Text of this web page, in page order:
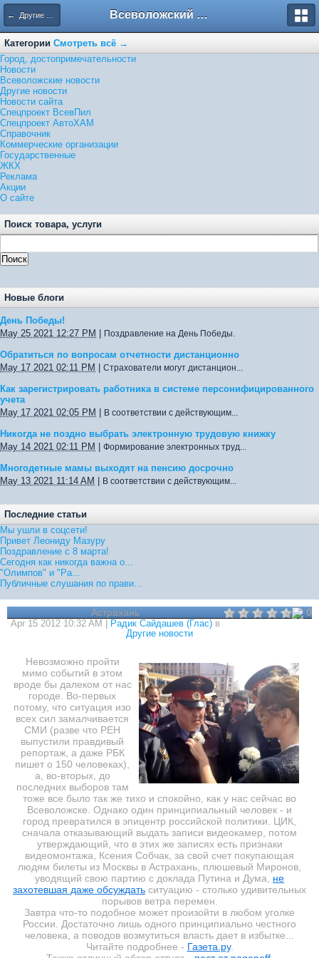
← Другие новости Всеволожский форум
Категории Смотреть всё →
Город, достопримечательности
Новости
Всеволожские новости
Другие новости
Новости сайта
Спецпроект ВсевПил
Спецпроект АвтоХАМ
Справочник
Коммерческие организации
Государственные
ЖКХ
Реклама
Акции
О сайте
Поиск товара, услуги
Новые блоги
День Победы!
May 25 2021 12:27 PM
Поздравление на День Победы.
Обратиться по вопросам отчетности дистанционно
May 17 2021 02:11 PM
Страхователи могут дистанцион...
Как зарегистрировать работника в системе персонифицированного
учета
May 17 2021 02:05 PM
В соответствии с действующим...
Никогда не поздно выбрать электронную трудовую книжку
May 14 2021 02:11 PM
Формирование электронных труд...
Многодетные мамы выходят на пенсию досрочно
May 13 2021 11:14 AM
В соответствии с действующим...
Последние статьи
Мы ушли в соцсети!
Привет Леониду Мазуру
Поздравление с 8 марта!
Сегодня как никогда важна о...
"Олимпов" и "Ра...
Публичные слушания по прави...
0
Астрахань
Apr 15 2012 10:32 AM | Радик Сайдашев (Глас) в
Другие новости
Невозможно пройти
мимо событий в этом
вроде бы далеком от нас
городе. Во-первых
потому, что ситуация изо
всех сил замалчивается
СМИ (разве что РЕН
выпустили правдивый
репортаж, а даже РБК
пишет о 150 человеках),
а, во-вторых, до
последних выборов там
тоже все было так же тихо и спокойно, как у нас сейчас во
Всеволожске. Однако один принципиальный человек - и
город превратился в эпицентр российской политики. ЦИК,
сначала отказывающий выдать записи видеокамер, потом
утверждающий, что в этих же записях есть признаки
видеомонтажа, Ксения Собчак, за свой счет покупающая
людям билеты из Москвы в Астрахань, плюшевый Миронов,
уводящий свою партию с доклада Путина и Дума, не
захотевшая даже обсуждать ситуацию - столько удивительных
порывов ветра перемен.
Завтра что-то подобное может произойти в любом уголке
России. Достаточно лишь одного принципиально честного
человека, а поводов возмутиться власть дает в избытке...
Читайте подробнее - Газета.ру.